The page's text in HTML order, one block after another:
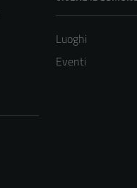
Luoghi
Eventi